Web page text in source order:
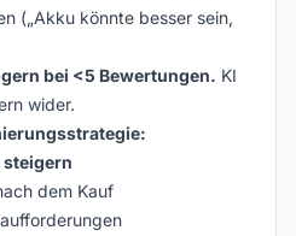
(„Akku könnte besser sein,
bei <5 Bewertungen. KI
wider.
steigern
dem Kauf